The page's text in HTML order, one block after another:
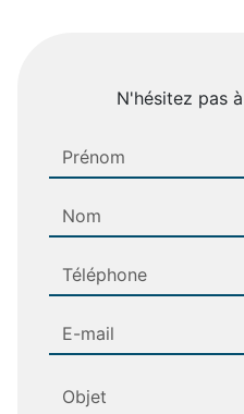
N'hésitez pas